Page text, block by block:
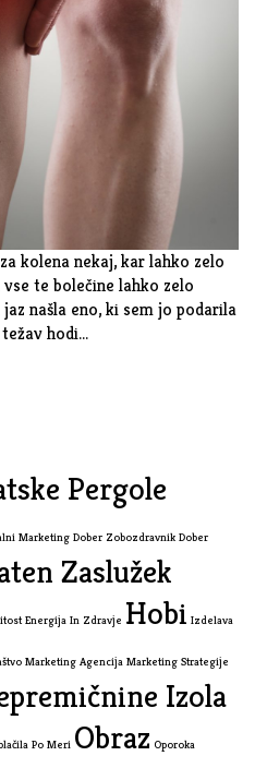
kolena nekaj, kar lahko zelo
te bolečine lahko zelo
našla eno, ki sem jo podarila
hodi…
Pergole
Marketing Dober Zobozdravnik Dober
Zaslužek
Energija In Zdravje Hobi Izdelava
Marketing Agencija Marketing Strategije
Izola
Po Meri Obraz Oporoka